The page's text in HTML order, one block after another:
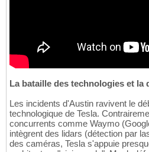
La bataille des technologies et la
Les incidents d'Austin ravivent le
technologique de Tesla.
concurrents comme Waymo
intègrent des lidars (détection par
des caméras, Tesla s'appuie